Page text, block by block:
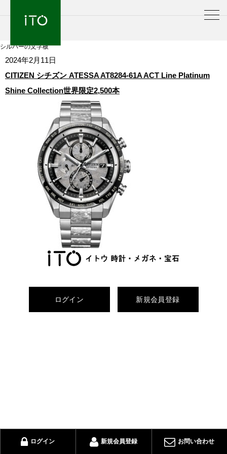
シルバーの文字板
2024年2月11日
CITIZEN シチズン ATESSA AT8284-61A ACT Line Platinum
Shine Collection世界限定2,500本
ログイン 新規会員登録
ログイン 新規会員登録 お問い合わせ